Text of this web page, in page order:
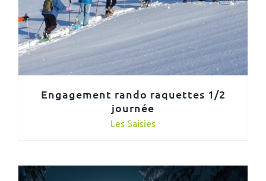
Engagement rando raquettes 1/2
journée
Les Saisies